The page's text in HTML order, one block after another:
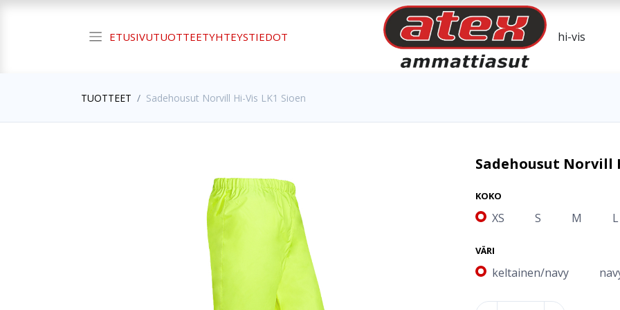
ETUSIVUTUOTTEETYHTEYSTIEDOT
TUOTTEET Sadehousut Norvill Hi-Vis LK1 Sioen
Sadehousut Norvill
KOKO
XS S M L
VÄRI
keltainen/navy